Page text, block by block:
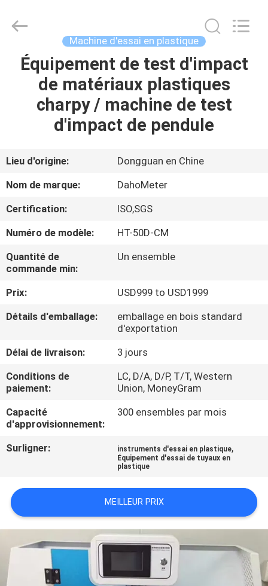
MAISON
PRODUITS
AU
SUJET
DE
VISITE
CONTRÔLE
QUALITÉ
CONTACTEZ-
NOUS
DEMANDEZ
CITATION
PLAN
DU
SITE
2018
Guangdong Hongtuo Instrument Technology Co.,Ltd.
Reserved.
Machine d'essai en plastique
Équipement de test d'impact
de matériaux plastiques
charpy / machine de test
d'impact de pendule
Lieu d'origine:
Dongguan en Chine
Nom de marque:
DahoMeter
Certification:
ISO,SGS
Numéro de modèle:
HT-50D-CM
Quantité de
commande min:
Un ensemble
Prix:
USD999 to USD1999
Détails d'emballage:
emballage en bois standard
d'exportation
Délai de livraison:
3 jours
Conditions de
paiement:
LC, D/A, D/P, T/T, Western
Union, MoneyGram
Capacité
d'approvisionnement:
300 ensembles par mois
Surligner: instruments d'essai en plastique,
Équipement d'essai de tuyaux en
plastique
MEILLEUR PRIX